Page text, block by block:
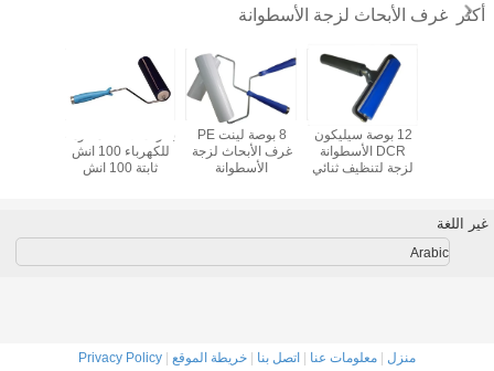
أكثر غرف الأبحاث لزجة الأسطوانة
للكهرباء 100 انش
ثابتة 100 انش
8 بوصة لينت PE
غرف الأبحاث لزجة
الأسطوانة
12 بوصة سيليكون
DCR الأسطوانة
لزجة لتنظيف ثنائي
غير اللغة
Arabic
منزل معلومات عنا اتصل بنا خريطة الموقع Privacy Policy